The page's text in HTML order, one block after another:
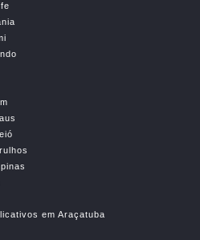
em Araçatuba